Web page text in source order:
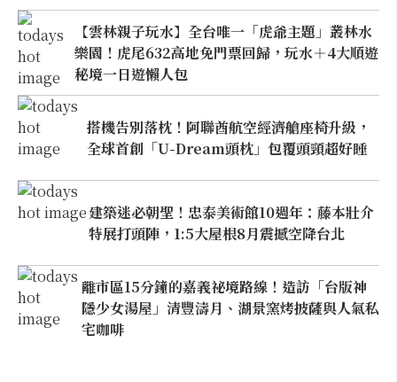
【雲林親子玩水】全台唯一「虎爺主題」叢林水
樂園！虎尾632高地免門票回歸，玩水＋4大順遊
秘境一日遊懶人包
搭機告別落枕！阿聯酋航空經濟艙座椅升級，
全球首創「U-Dream頭枕」包覆頭頸超好睡
建築迷必朝聖！忠泰美術館10週年：藤本壯介
特展打頭陣，1:5大屋根8月震撼空降台北
離市區15分鐘的嘉義祕境路線！造訪「台版神
隱少女湯屋」清豐濤月、湖景窯烤披薩與人氣私
宅咖啡